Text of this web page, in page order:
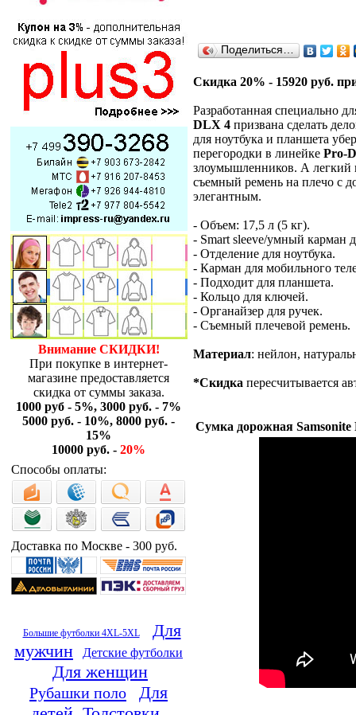
Внимание СКИДКИ!
При покупке в интернет-
магазине предоставляется
скидка от суммы заказа.
1000 руб - 5%, 3000 руб. - 7%
5000 руб. - 10%, 8000 руб. -
15%
10000 руб. - 20%
Способы оплаты:
Доставка по Москве - 300 руб.
Большие футболки 4XL-5XL
Для
мужчин
Детские футболки
Для женщин
Рубашки поло
Для
Поделиться…
Скидка 20% - 15920 руб.
Разработанная специально
DLX 4 призвана сделать
для ноутбука и планшета
перегородки в линейке Pro-
злоумышленников. А легкий
съемный ремень на плечо с
элегантным.
- Объем: 17,5 л (5 кг).
- Smart sleeve/умный карман
- Отделение для ноутбука.
- Карман для мобильного
- Подходит для планшета.
- Кольцо для ключей.
- Органайзер для ручек.
- Съемный плечевой ремень.
Материал: нейлон,
*Скидка пересчитывается
Сумка дорожная Samsonite